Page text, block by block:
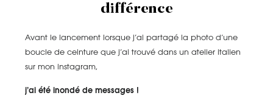
différence
Avant le lancement lorsque j’ai partagé la photo d’une
boucle de ceinture que j’ai trouvé dans un atelier italien
sur mon instagram,
j’ai été inondé de messages !